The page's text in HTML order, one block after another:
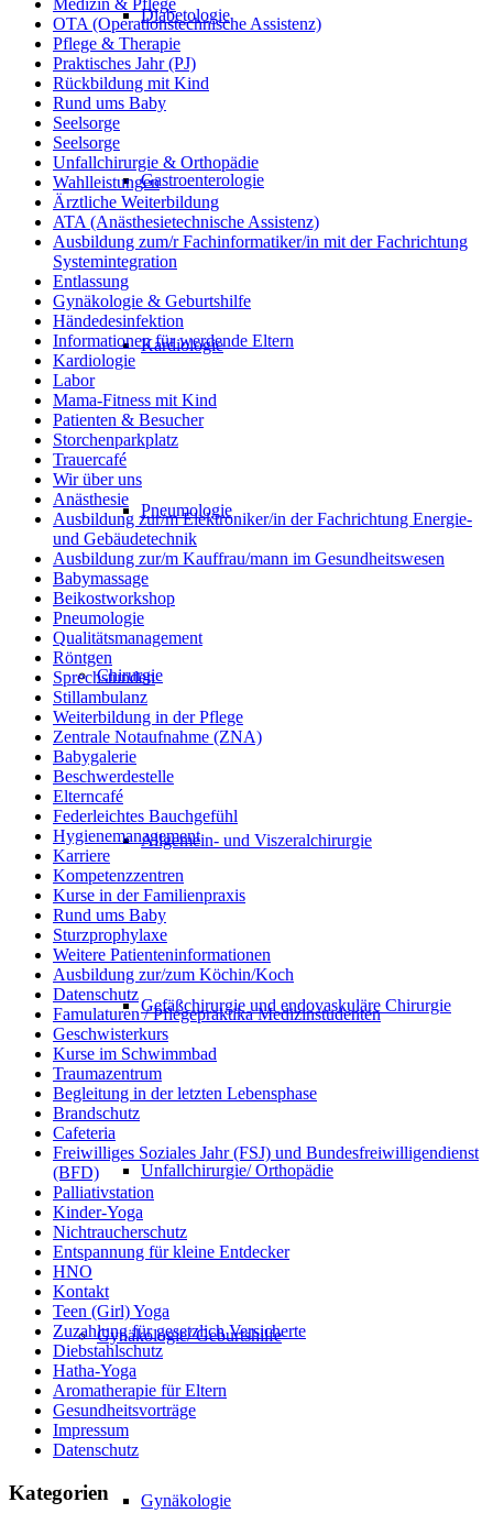
Diabetologie
Gastroenterologie
Kardiologie
Pneumologie
Chirurgie
Allgemein- und Viszeralchirurgie
Gefäßchirurgie und endovaskuläre Chirurgie
Unfallchirurgie/ Orthopädie
Gynäkologie/ Geburtshilfe
Gynäkologie
Medizin & Pflege
OTA (Operationstechnische Assistenz)
Pflege & Therapie
Praktisches Jahr (PJ)
Rückbildung mit Kind
Rund ums Baby
Seelsorge
Seelsorge
Unfallchirurgie & Orthopädie
Wahlleistungen
Ärztliche Weiterbildung
ATA (Anästhesietechnische Assistenz)
Ausbildung zum/r Fachinformatiker/in mit der Fachrichtung
Systemintegration
Entlassung
Gynäkologie & Geburtshilfe
Händedesinfektion
Informationen für werdende Eltern
Kardiologie
Labor
Mama-Fitness mit Kind
Patienten & Besucher
Storchenparkplatz
Trauercafé
Wir über uns
Anästhesie
Ausbildung zur/m Elektroniker/in der Fachrichtung Energie-
und Gebäudetechnik
Ausbildung zur/m Kauffrau/mann im Gesundheitswesen
Babymassage
Beikostworkshop
Pneumologie
Qualitätsmanagement
Röntgen
Sprechstunden
Stillambulanz
Weiterbildung in der Pflege
Zentrale Notaufnahme (ZNA)
Babygalerie
Beschwerdestelle
Elterncafé
Federleichtes Bauchgefühl
Hygienemanagement
Karriere
Kompetenzzentren
Kurse in der Familienpraxis
Rund ums Baby
Sturzprophylaxe
Weitere Patienteninformationen
Ausbildung zur/zum Köchin/Koch
Datenschutz
Famulaturen / Pflegepraktika Medizinstudenten
Geschwisterkurs
Kurse im Schwimmbad
Traumazentrum
Begleitung in der letzten Lebensphase
Brandschutz
Cafeteria
Freiwilliges Soziales Jahr (FSJ) und Bundesfreiwilligendienst
(BFD)
Palliativstation
Kinder-Yoga
Nichtraucherschutz
Entspannung für kleine Entdecker
HNO
Kontakt
Teen (Girl) Yoga
Zuzahlung für gesetzlich Versicherte
Diebstahlschutz
Hatha-Yoga
Aromatherapie für Eltern
Gesundheitsvorträge
Impressum
Datenschutz
Kategorien